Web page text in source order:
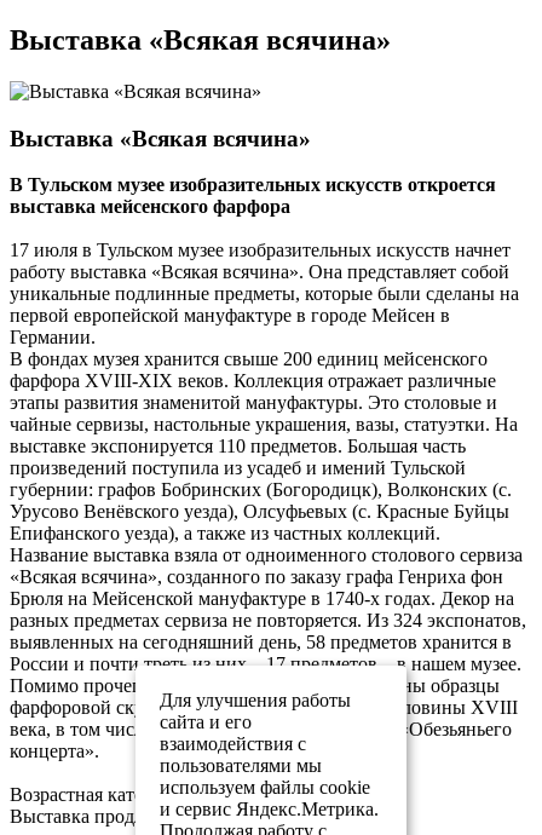
Выставка «Всякая всячина»
Выставка «Всякая всячина»
В Тульском музее изобразительных искусств откроется
выставка мейсенского фарфора
17 июля в Тульском музее изобразительных искусств начнет
работу выставка «Всякая всячина». Она представляет собой
уникальные подлинные предметы, которые были сделаны на
первой европейской мануфактуре в городе Мейсен в
Германии.
В фондах музея хранится свыше 200 единиц мейсенского
фарфора XVIII-XIX веков. Коллекция отражает различные
этапы развития знаменитой мануфактуры. Это столовые и
чайные сервизы, настольные украшения, вазы, статуэтки. На
выставке экспонируется 110 предметов. Большая часть
произведений поступила из усадеб и имений Тульской
губернии: графов Бобринских (Богородицк), Волконских (с.
Урусово Венёвского уезда), Олсуфьевых (с. Красные Буйцы
Епифанского уезда), а также из частных коллекций.
Название выставка взяла от одноименного столового сервиза
«Всякая всячина», созданного по заказу графа Генриха фон
Брюля на Мейсенской мануфактуре в 1740-х годах. Декор на
разных предметах сервиза не повторяется. Из 324 экспонатов,
выявленных на сегодняшний день, 58 предметов хранится в
России и почти треть из них – 17 предметов – в нашем музее.
Помимо прочего на выставке будут представлены образцы
фарфоровой скульптуры середины и второй половины XVIII
века, в том числе две фигурки из знаменитого «Обезьяньего
концерта».
Возрастная категория – 0+
Выставка продлится до 18 августа 2019 г.
Для улучшения работы
сайта и его
взаимодействия с
пользователями мы
используем файлы cookie
и сервис Яндекс.Метрика.
Продолжая работу с